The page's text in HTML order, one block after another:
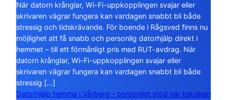
När datorn krånglar, Wi-Fi-uppkopplingen svajar eller
skrivaren vägrar fungera kan vardagen snabbt bli både
stressig och tidskrävande. För boende i Rågsved finns nu
möjlighet att få snabb och personlig datorhjälp direkt i
hemmet – till ett förmånligt pris med RUT-avdrag. När
datorn krånglar, Wi-Fi-uppkopplingen svajar eller
skrivaren vägrar fungera kan vardagen snabbt bli både
stressig […]
Datorhjälp hemma i Vårberg – personligt stöd när tekniken